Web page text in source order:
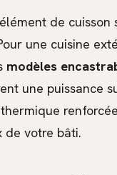
de
une cuisine
modèles
une puissance
de votre bâti.